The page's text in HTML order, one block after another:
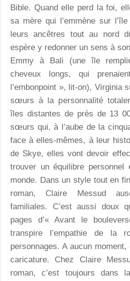
Bible. Quand elle perd la foi,
sa mère qui l’emmène sur
leurs ancêtres tout au nord
espère y redonner un sens à
Emmy à Bali (une île
cheveux longs, qui
l’embonpoint », lit-on), Virginia
sœurs à la personnalité
îles distantes de près de 13
sœurs qui, à l’aube de la
face à elles-mêmes, à leur
de Skye, elles vont devoir
trouver un équilibre
monde. Dans un style tout en
roman, Claire Messud
familiales. C’est aussi doux
pages d’« Avant le
transpire l’empathie de la
personnages. A aucun
caricature. Chez Claire
roman, c’est toujours dans